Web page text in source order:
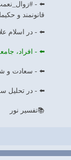
قانونمند و
⬅️ - در اسلام
⬅️ - افراد،
⬅️ - سعادت و
⬅️ - در تحليل
📚تفسیر نور